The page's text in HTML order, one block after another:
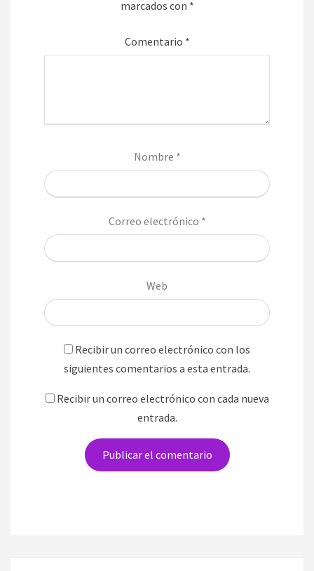
marcados con *
Comentario *
Nombre *
Correo electrónico *
Web
Recibir un correo electrónico con los
siguientes comentarios a esta entrada.
Recibir un correo electrónico con cada nueva
entrada.